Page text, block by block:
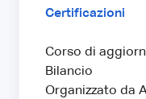
Certificazioni
Corso di
Bilancio
Organizzato da